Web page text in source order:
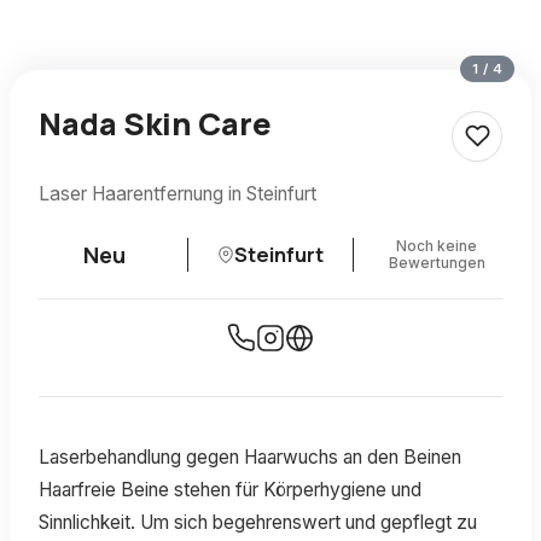
1 / 4
Nada Skin Care
Laser Haarentfernung in Steinfurt
Neu Steinfurt
Noch keine
Bewertungen
Laserbehandlung gegen Haarwuchs an den Beinen
Haarfreie Beine stehen für Körperhygiene und
Sinnlichkeit. Um sich begehrenswert und gepflegt zu